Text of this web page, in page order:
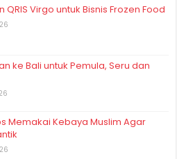
QRIS Virgo untuk Bisnis Frozen Food
ke Bali untuk Pemula, Seru dan
Memakai Kebaya Muslim Agar